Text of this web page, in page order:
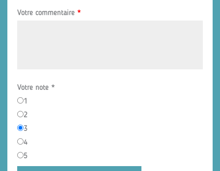
Votre commentaire *
Votre note *
1
2
3
4
5